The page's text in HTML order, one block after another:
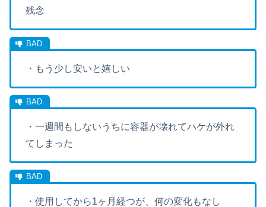
残念
・もう少し安いと嬉しい
・一週間もしないうちに容器が壊れてハケが外れ
てしまった
・使用してから1ヶ月経つが、何の変化もなし